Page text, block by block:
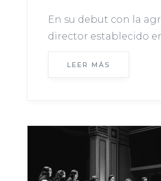
En su debut con la
director establecido
la emblemática
realizarán este martes
LEER MÁS